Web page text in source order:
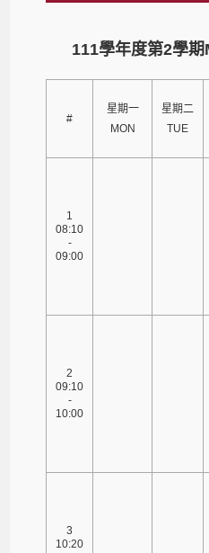
111學年度第2學
#
星期一
MON
星期二
TUE
1
08:10
-
09:00
2
09:10
-
10:00
3
10:20